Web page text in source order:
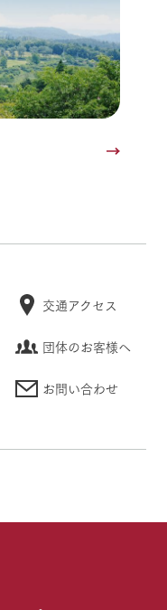
交通アクセス
団体のお客様へ
お問い合わせ